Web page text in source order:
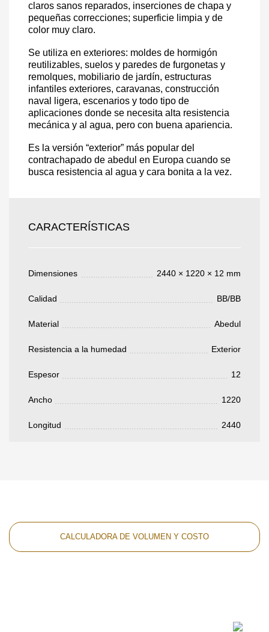
claros sanos reparados, inserciones de chapa y
pequeñas correcciones; superficie limpia y de
color muy claro.
Se utiliza en exteriores: moldes de hormigón
reutilizables, suelos y paredes de furgonetas y
remolques, mobiliario de jardín, estructuras
infantiles exteriores, caravanas, construcción
naval ligera, escenarios y todo tipo de
aplicaciones donde se necesita alta resistencia
mecánica y al agua, pero con buena apariencia.
Es la versión “exterior” más popular del
contrachapado de abedul en Europa cuando se
busca resistencia al agua y cara bonita a la vez.
CARACTERÍSTICAS
Dimensiones 2440 × 1220 × 12 mm
Calidad BB/BB
Material Abedul
Resistencia a la humedad Exterior
Espesor 12
Ancho 1220
Longitud 2440
CALCULADORA DE VOLUMEN Y COSTO
Su pedido:
Cantidad:350 ud
Acepto el procesamientodatos personales.
Todos los campos son obligatorios.
pondremos en contacto con usted.